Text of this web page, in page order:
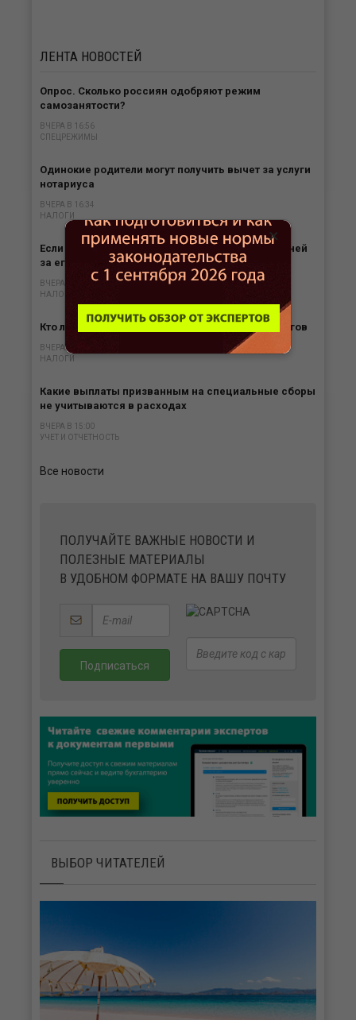
ЛЕНТА НОВОСТЕЙ
Опрос. Сколько россиян одобряют режим
самозанятости?
ВЧЕРА В 16:56
СПЕЦРЕЖИМЫ
Одинокие родители могут получить вычет за услуги
нотариуса
ВЧЕРА В 16:34
НАЛОГИ
Если нет обязанности платить налог, то нет и пеней
за его «просрочку»
ВЧЕРА В 15:57
НАЛОГИ
Кто лишается права на отсрочку по уплате налогов
ВЧЕРА В 15:35
НАЛОГИ
Какие выплаты призванным на специальные сборы
не учитываются в расходах
ВЧЕРА В 15:00
УЧЕТ И ОТЧЕТНОСТЬ
Все новости
ПОЛУЧАЙТЕ ВАЖНЫЕ НОВОСТИ И
ПОЛЕЗНЫЕ МАТЕРИАЛЫ
В УДОБНОМ ФОРМАТЕ НА ВАШУ ПОЧТУ
ВЫБОР ЧИТАТЕЛЕЙ
×